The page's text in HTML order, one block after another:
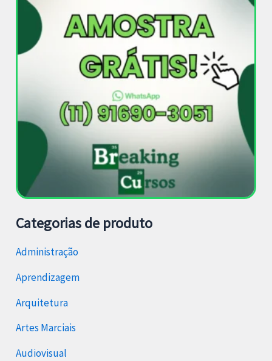
Categorias de produto
Administração
Aprendizagem
Arquitetura
Artes Marciais
Audiovisual